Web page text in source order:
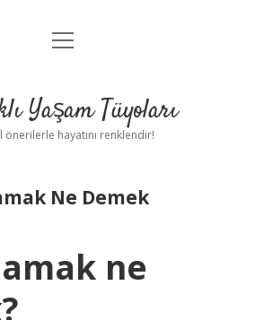
Anasayfa
Yasal Uyarı
menüyü
Yaşam Tüyoları
önerilerle hayatını renklendir!
Ne Demek
ne